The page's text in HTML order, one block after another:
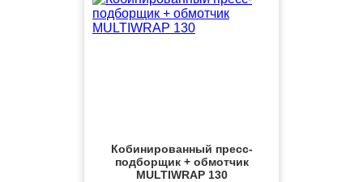
Кобинированный пресс-
подборщик + обмотчик
MULTIWRAP 130